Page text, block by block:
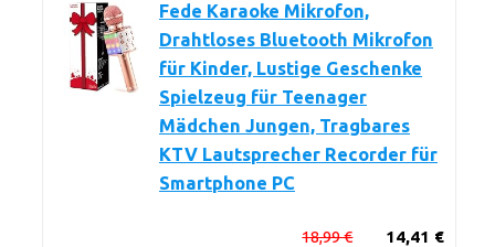
Fede Karaoke Mikrofon,
Drahtloses Bluetooth Mikrofon
für Kinder, Lustige Geschenke
Spielzeug für Teenager
Mädchen Jungen, Tragbares
KTV Lautsprecher Recorder für
Smartphone PC
14,41 €
18,99 €